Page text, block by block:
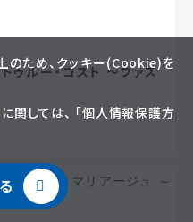
ゥルー・コスト ～ファス
のため、クッキー(Cookie)を
しては、 「個人情報保護方